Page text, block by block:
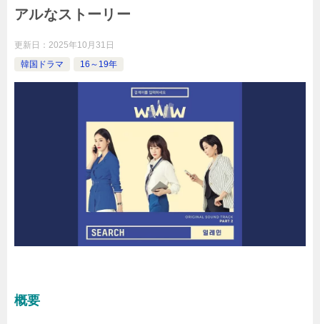
アルなストーリー
更新日： 2025年10月31日
韓国ドラマ
16～19年
概要